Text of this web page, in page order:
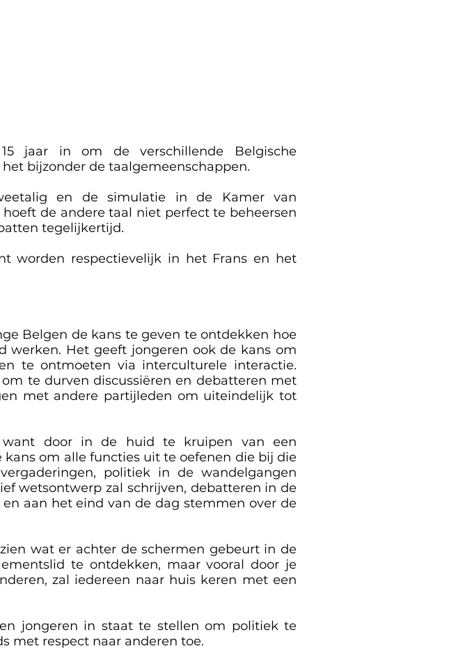
jaar in om de verschillende Belgische
bijzonder de taalgemeenschappen.
en de simulatie in de Kamer van
de andere taal niet perfect te beheersen
tegelijkertijd.
worden respectievelijk in het Frans en het
Belgen de kans te geven te ontdekken hoe
werken. Het geeft jongeren ook de kans om
te ontmoeten via interculturele interactie.
te durven discussiëren en debatteren met
met andere partijleden om uiteindelijk tot
door in de huid te kruipen van een
om alle functies uit te oefenen die bij die
politiek in de wandelgangen
wetsontwerp zal schrijven, debatteren in de
aan het eind van de dag stemmen over de
wat er achter de schermen gebeurt in de
te ontdekken, maar vooral door je
zal iedereen naar huis keren met een
jongeren in staat te stellen om politiek te
met respect naar anderen toe.